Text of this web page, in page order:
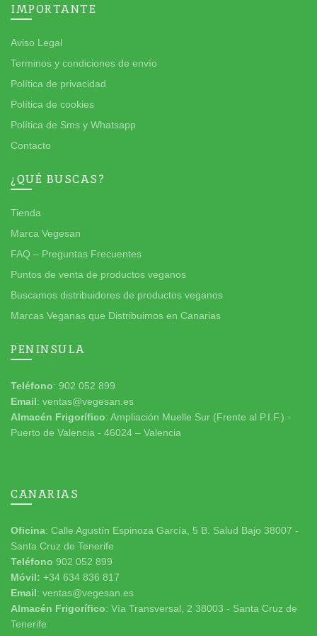
IMPORTANTE
Aviso Legal
Terminos y condiciones de envío
Política de privacidad
Política de cookies
Política de Sms y Whatsapp
Contacto
¿QUÉ BUSCAS?
Tienda
Marca Vegesan
FAQ – Preguntas Frecuentes
Puntos de venta de productos veganos
Buscamos distribuidores de productos veganos
Marcas Veganas que Distribuimos en Canarias
PENINSULA
Teléfono: 902 052 899
Email: ventas@vegesan.es
Almacén Frigorífico: Ampliación Muelle Sur (Frente al P.I.F.) -
Puerto de Valencia - 46024 – Valencia
CANARIAS
Oficina: Calle Agustín Espinoza García, 5 B. Salud Bajo 38007 -
Santa Cruz de Tenerife
Teléfono 902 052 899
Móvil: +34 634 836 817
Email: ventas@vegesan.es
Almacén Frigorífico: Vía Transversal, 2 38003 - Santa Cruz de
Tenerife